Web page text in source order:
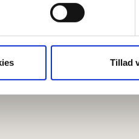
vores indhold og annoncer,
om din brug af vores
Tillad
14:00 Utcheckning